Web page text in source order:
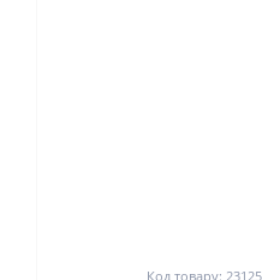
Код товару: 23125